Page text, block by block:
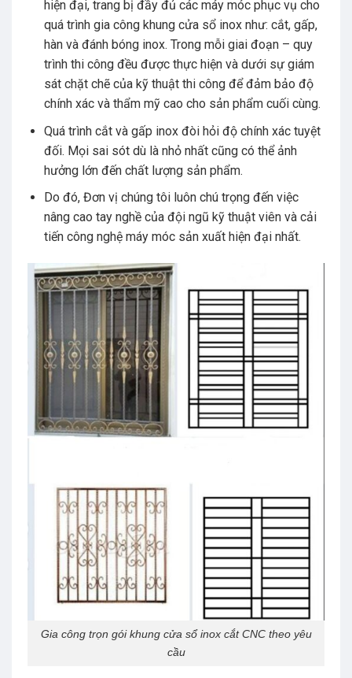
hiện đại, trang bị đầy đủ các máy móc phục vụ cho
quá trình gia công khung cửa sổ inox như: cắt, gấp,
hàn và đánh bóng inox. Trong mỗi giai đoạn – quy
trình thi công đều được thực hiện và dưới sự giám
sát chặt chẽ của kỹ thuật thi công để đảm bảo độ
chính xác và thẩm mỹ cao cho sản phẩm cuối cùng.
Quá trình cắt và gấp inox đòi hỏi độ chính xác tuyệt
đối. Mọi sai sót dù là nhỏ nhất cũng có thể ảnh
hưởng lớn đến chất lượng sản phẩm.
Do đó, Đơn vị chúng tôi luôn chú trọng đến việc
nâng cao tay nghề của đội ngũ kỹ thuật viên và cải
tiến công nghệ máy móc sản xuất hiện đại nhất.
Gia công trọn gói khung cửa sổ inox cắt CNC theo yêu
cầu